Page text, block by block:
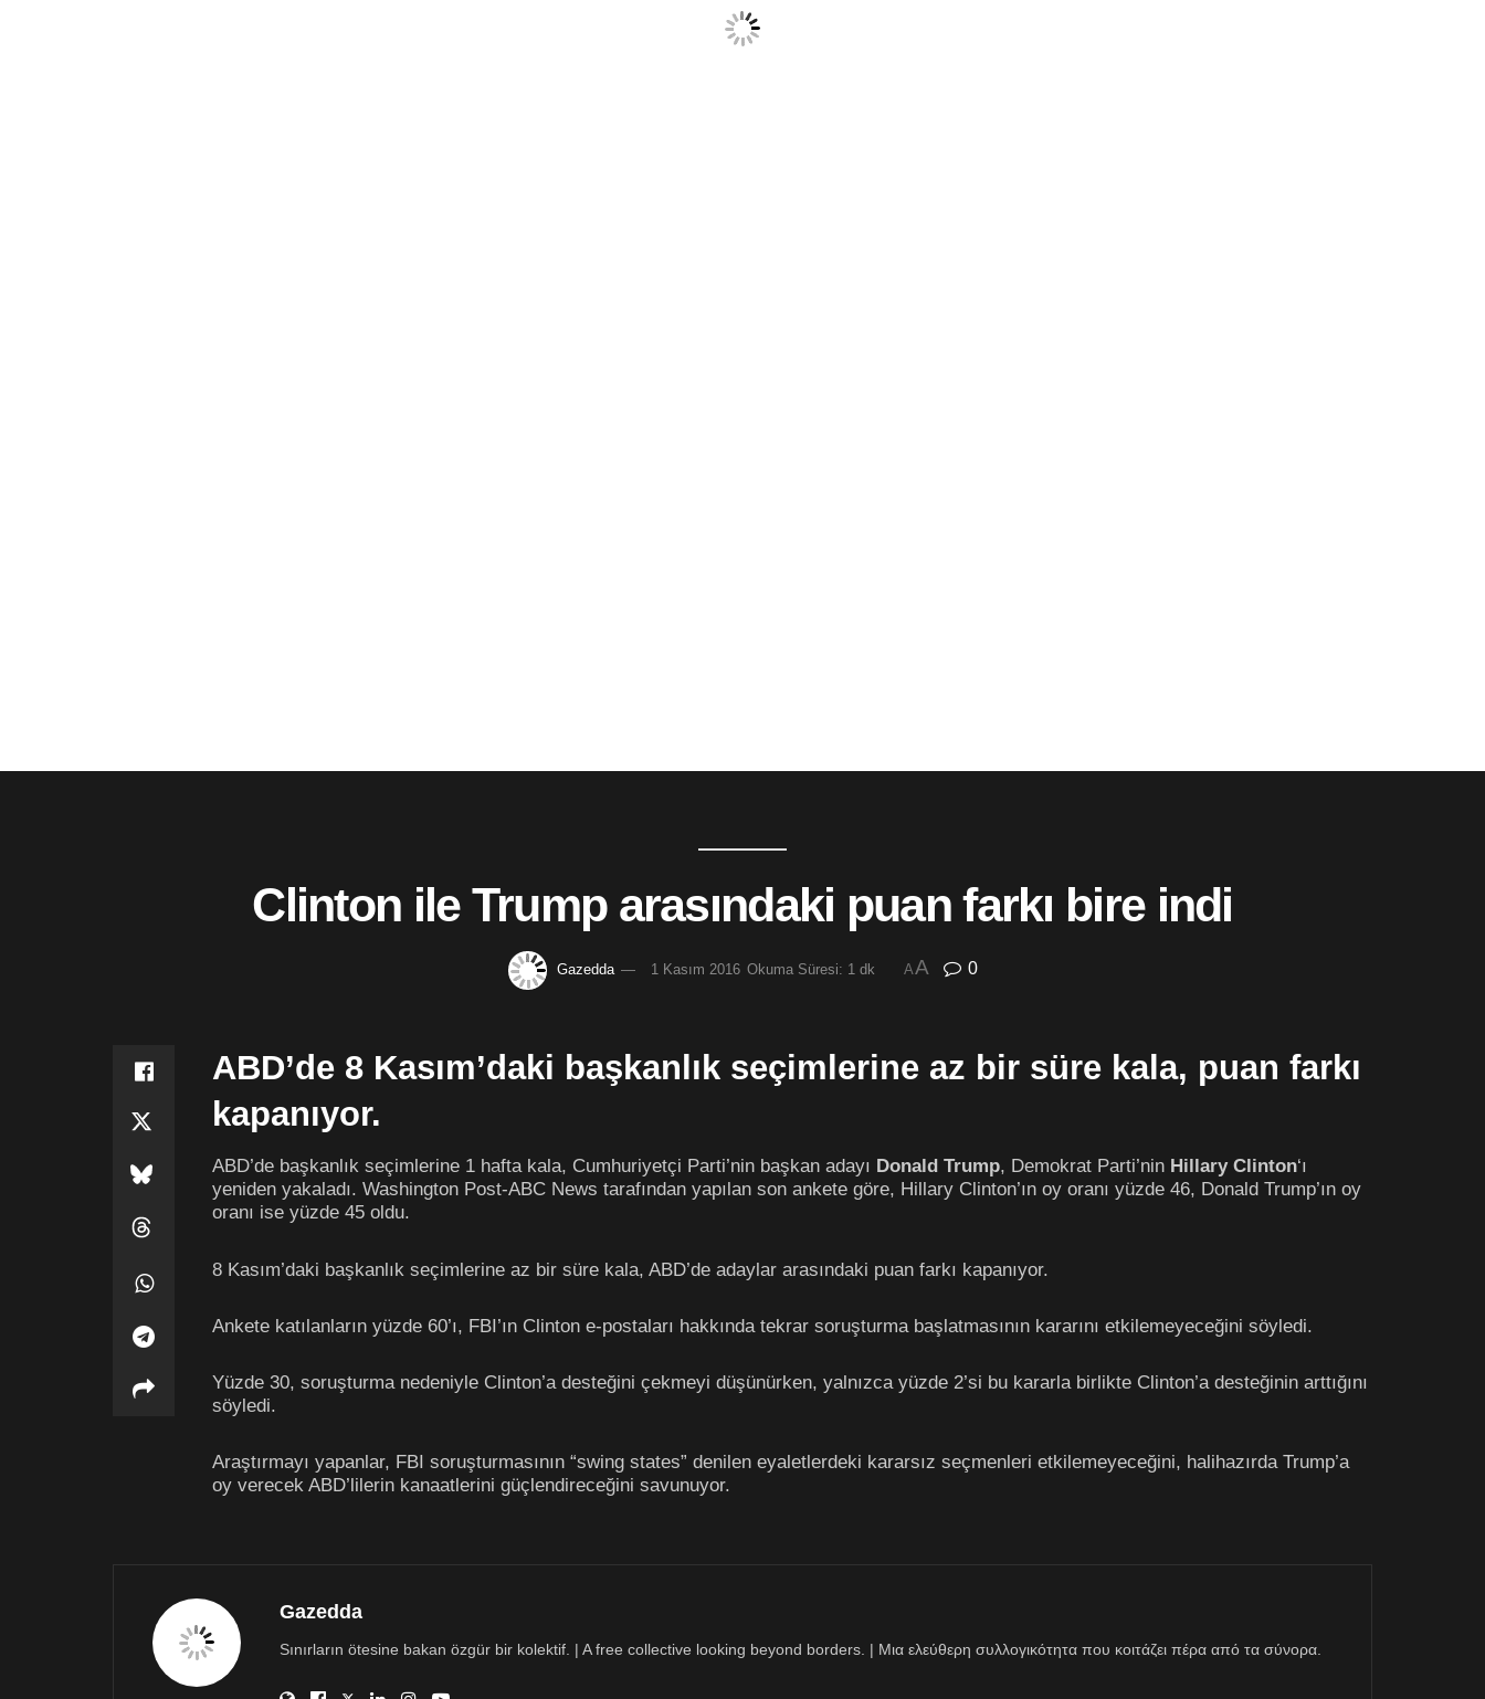
Clinton ile Trump arasındaki puan farkı bire indi
Gazedda 1 Kasım 2016 Okuma Süresi: 1 dk AA 0
ABD’de 8 Kasım’daki başkanlık seçimlerine az bir süre kala, puan farkı
kapanıyor.
ABD’de başkanlık seçimlerine 1 hafta kala, Cumhuriyetçi Parti’nin başkan adayı Donald Trump, Demokrat Parti’nin Hillary Clinton‘ı
yeniden yakaladı. Washington Post-ABC News tarafından yapılan son ankete göre, Hillary Clinton’ın oy oranı yüzde 46, Donald Trump’ın oy
oranı ise yüzde 45 oldu.
8 Kasım’daki başkanlık seçimlerine az bir süre kala, ABD’de adaylar arasındaki puan farkı kapanıyor.
Ankete katılanların yüzde 60’ı, FBI’ın Clinton e-postaları hakkında tekrar soruşturma başlatmasının kararını etkilemeyeceğini söyledi.
Yüzde 30, soruşturma nedeniyle Clinton’a desteğini çekmeyi düşünürken, yalnızca yüzde 2’si bu kararla birlikte Clinton’a desteğinin arttığını
söyledi.
Araştırmayı yapanlar, FBI soruşturmasının “swing states” denilen eyaletlerdeki kararsız seçmenleri etkilemeyeceğini, halihazırda Trump’a
oy verecek ABD’lilerin kanaatlerini güçlendireceğini savunuyor.
Gazedda
Sınırların ötesine bakan özgür bir kolektif. | A free collective looking beyond borders. | Μια ελεύθερη συλλογικότητα που κοιτάζει πέρα από τα σύνορα.